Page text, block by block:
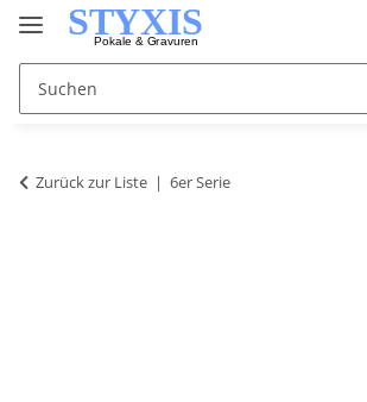
Zurück zur Liste 6er Serie